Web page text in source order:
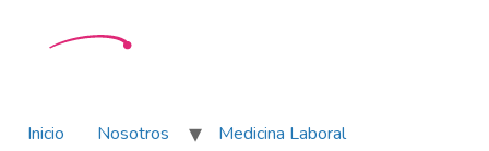
Inicio Nosotros
Medicina Laboral